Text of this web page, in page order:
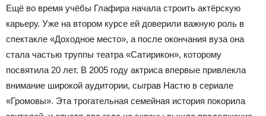
Ещё во время учёбы Глафира начала строить актёрскую
карьеру. Уже на втором курсе ей доверили важную роль в
спектакле «Доходное место», а после окончания вуза она
стала частью труппы театра «Сатирикон», которому
посвятила 20 лет. В 2005 году актриса впервые привлекла
внимание широкой аудитории, сыграв Настю в сериале
«Громовы». Эта трогательная семейная история покорила